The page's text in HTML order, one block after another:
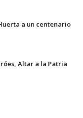
a un centenario
Altar a la Patria